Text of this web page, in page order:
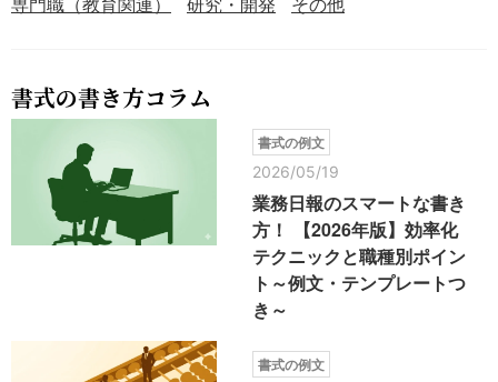
書式の書き方コラム
書式の例文
2026/05/19
業務日報のスマートな書き
方！ 【2026年版】効率化
テクニックと職種別ポイン
ト～例文・テンプレートつ
き～
書式の例文